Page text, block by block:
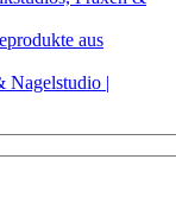
aus
Nagelstudio |